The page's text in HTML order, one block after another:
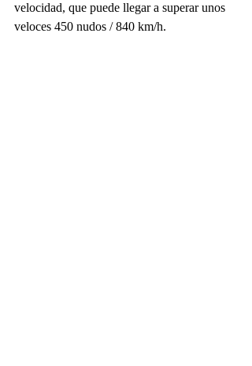
velocidad, que puede llegar a superar unos
veloces 450 nudos / 840 km/h.